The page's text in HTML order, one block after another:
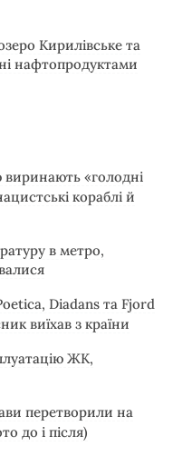
Кирилівське та
нафтопродуктами
виринають «голодні
кораблі й
в метро,
Diadans та Fjord
виїхав з країни
ЖК,
перетворили на
до і після)